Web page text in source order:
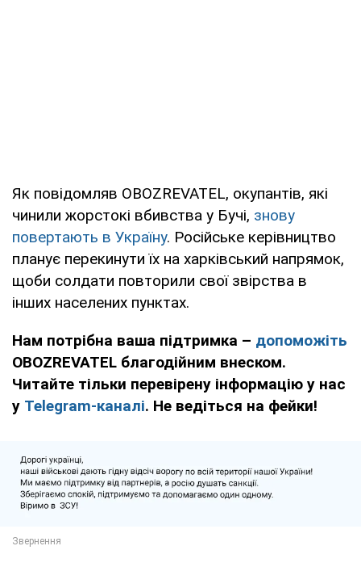
Як повідомляв OBOZREVATEL, окупантів, які
чинили жорстокі вбивства у Бучі, знову
повертають в Україну. Російське керівництво
планує перекинути їх на харківський напрямок,
щоби солдати повторили свої звірства в
інших населених пунктах.
Нам потрібна ваша підтримка – допоможіть
OBOZREVATEL благодійним внеском.
Читайте тільки перевірену інформацію у нас
у Telegram-каналі. Не ведіться на фейки!